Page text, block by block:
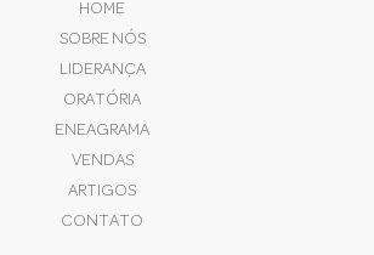
HOME
SOBRE NÓS
LIDERANÇA
ORATÓRIA
ENEAGRAMA
VENDAS
ARTIGOS
CONTATO